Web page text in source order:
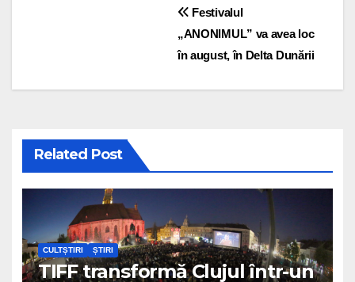
Post navigation
Festivalul
„ANONIMUL” va avea loc
în august, în Delta Dunării
Related Post
CULTȘTIRI ȘTIRI
TIFF transformă Clujul într-un